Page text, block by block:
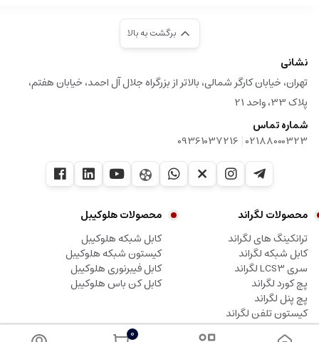
برگشت به بالا
نشانی
تهران، خیابان کارگر شمالی، بالاتر از بزرگراه جلال آل احمد، خیابان هفتم،
پلاک 33، واحد 21
شماره تماس
02188000323
|
09361037216
محصولات لگراند
ترانکینگ های لگراند
کابل شبکه لگراند
سری LCS3 لگراند
پچ کورد لگراند
پچ پنل لگراند
کیستون تلفن لگراند
محصولات هلوکیبل
کابل شبکه هلوکیبل
کیستون شبکه هلوکیبل
کابل فیبرنوری هلوکیبل
کابل کن باس هلوکیبل
0